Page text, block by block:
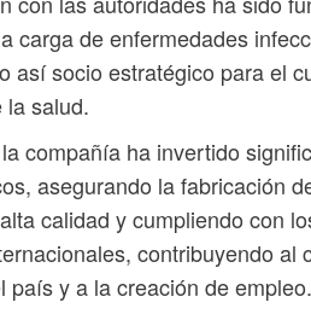
carga de enfermedades
así socio estratégico para el
la salud.
compañía ha invertido
asegurando la fabricación
calidad y cumpliendo con
contribuyendo al
país y a la creación de empleo.